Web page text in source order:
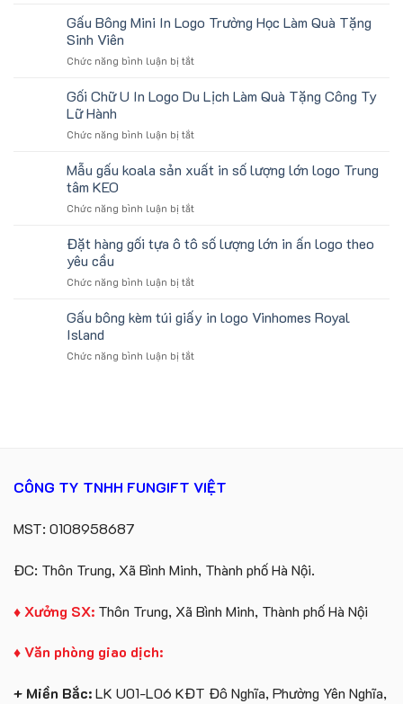
Tặng
số
lượng
logo
tặng
gối
kê
thêu
theo
cầu
ATVNCG2026
Gấu Bông Mini In Logo Trường Học Làm Quà Tặng
Sinh Viên
Chức năng bình luận bị tắtở
Bông
Mini
Logo
Học
Tặng
Viên
Gối Chữ U In Logo Du Lịch Làm Quà Tặng Công Ty
Lữ Hành
Chức năng bình luận bị tắtở
Chữ
U
Logo
Lịch
Tặng
Ty
Mẫu gấu koala sản xuất in số lượng lớn logo Trung
tâm KEO
Chức năng bình luận bị tắtở
gấu
koala
xuất
số
lượng
logo
Đặt hàng gối tựa ô tô số lượng lớn in ấn logo theo
yêu cầu
Chức năng bình luận bị tắtở
hàng
gối
ô
theo
yêu
Gấu bông kèm túi giấy in logo Vinhomes Royal
Island
Chức năng bình luận bị tắtở
Vinhomes
Royal
CÔNG TY TNHH FUNGIFT VIỆT
MST: 0108958687
ĐC: Thôn Trung, Xã Bình Minh, Thành phố Hà Nội.
♦ Xưởng SX: Thôn Trung, Xã Bình Minh, Thành phố Hà Nội
♦ Văn phòng giao dịch:
+ Miền Bắc:LK U01-L06 KĐT Đô Nghĩa, Phường Yên Nghĩa,